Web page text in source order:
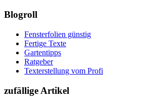
Blogroll
Fensterfolien günstig
Fertige Texte
Gartentipps
Ratgeber
Texterstellung vom Profi
zufällige Artikel